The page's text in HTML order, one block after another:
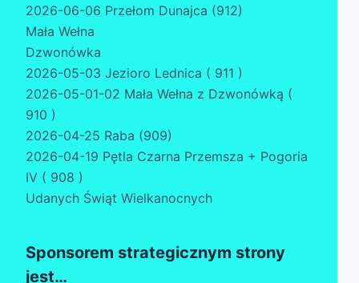
2026-06-06 Przełom Dunajca (912)
Mała Wełna
Dzwonówka
2026-05-03 Jezioro Lednica ( 911 )
2026-05-01-02 Mała Wełna z Dzwonówką (
910 )
2026-04-25 Raba (909)
2026-04-19 Pętla Czarna Przemsza + Pogoria
IV ( 908 )
Udanych Świąt Wielkanocnych
Sponsorem strategicznym strony
jest…